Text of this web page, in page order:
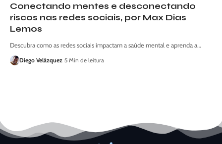
Conectando mentes e desconectando
riscos nas redes sociais, por Max Dias
Lemos
Descubra como as redes sociais impactam a saúde mental e aprenda a…
Diego Velázquez 5 Min de leitura